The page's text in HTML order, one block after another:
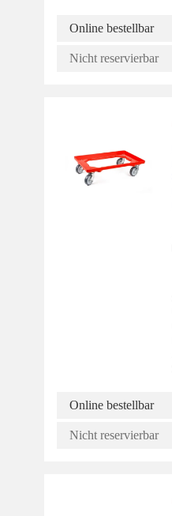
Online bestellbar
Nicht reservierbar
Online bestellbar
Nicht reservierbar